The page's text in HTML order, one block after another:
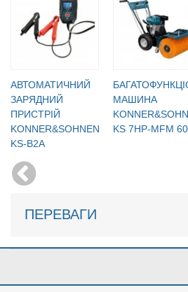
АВТОМАТИЧНИЙ
ЗАРЯДНИЙ
ПРИСТРІЙ
KONNER&SOHNEN
KS-B2A
МАШИНА
KS 7HP-MFM 60
ПЕРЕВАГИ